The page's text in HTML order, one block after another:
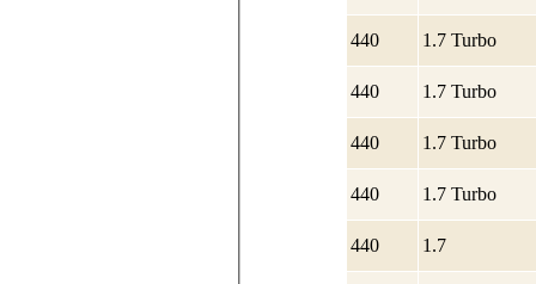
440 1.7 Turbo
440 1.7 Turbo
440 1.7 Turbo
440 1.7 Turbo
440 1.7